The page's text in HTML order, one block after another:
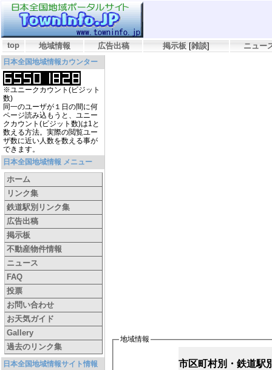
top 地域情報 広告出稿 掲示板 [雑談] ニュー
日本全国地域情報カウンター
※ユニークカウント(ビジット
数)
同一のユーザが１日の間に何
ページ読み込もうと、ユニー
クカウント(ビジット数)は1と
数える方法。実際の閲覧ユー
ザ数に近い人数を数える事が
できます。
日本全国地域情報 メニュー
ホーム
リンク集
鉄道駅別リンク集
広告出稿
掲示板
不動産物件情報
ニュース
FAQ
投票
お問い合わせ
お天気ガイド
Gallery
過去のリンク集
日本全国地域情報サイト情報
地域情報
市区町村別・鉄道駅